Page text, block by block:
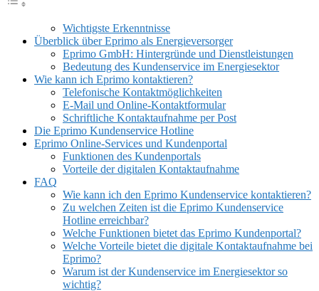
Wichtigste Erkenntnisse
Überblick über Eprimo als Energieversorger
Eprimo GmbH: Hintergründe und Dienstleistungen
Bedeutung des Kundenservice im Energiesektor
Wie kann ich Eprimo kontaktieren?
Telefonische Kontaktmöglichkeiten
E-Mail und Online-Kontaktformular
Schriftliche Kontaktaufnahme per Post
Die Eprimo Kundenservice Hotline
Eprimo Online-Services und Kundenportal
Funktionen des Kundenportals
Vorteile der digitalen Kontaktaufnahme
FAQ
Wie kann ich den Eprimo Kundenservice kontaktieren?
Zu welchen Zeiten ist die Eprimo Kundenservice
Hotline erreichbar?
Welche Funktionen bietet das Eprimo Kundenportal?
Welche Vorteile bietet die digitale Kontaktaufnahme bei
Eprimo?
Warum ist der Kundenservice im Energiesektor so
wichtig?